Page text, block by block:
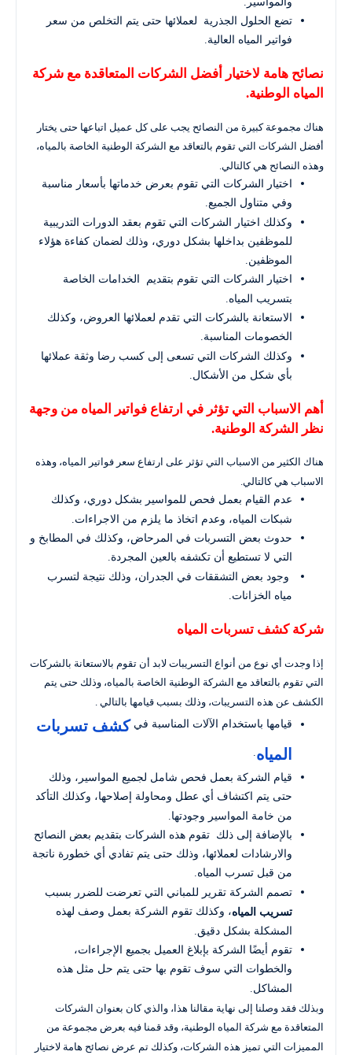
تضع الحلول الجذرية لعملائها حتى يتم التخلص من سعر
فواتير المياه العالية.
نصائح هامة لاختيار أفضل الشركات المتعاقدة مع شركة
المياه الوطنية.
هناك مجموعة كبيرة من النصائح يجب على كل عميل اتباعها حتى يختار
أفضل الشركات التي تقوم بالتعاقد مع الشركة الوطنية الخاصة بالمياه،
وهذه النصائح هي كالتالي.
اختيار الشركات التي تقوم بعرض خدماتها بأسعار مناسبة
وفي متناول الجميع.
وكذلك اختيار الشركات التي تقوم بعقد الدورات التدريبية
للموظفين بداخلها بشكل دوري، وذلك لضمان كفاءة هؤلاء
الموظفين.
اختيار الشركات التي تقوم بتقديم الخدامات الخاصة
بتسريب المياه.
الاستعانة بالشركات التي تقدم لعملائها العروض، وكذلك
الخصومات المناسبة.
وكذلك الشركات التي تسعى إلى كسب رضا وثقة عملائها
بأي شكل من الأشكال.
أهم الاسباب التي تؤثر في ارتفاع فواتير المياه من وجهة
نظر الشركة الوطنية.
هناك الكثير من الاسباب التي تؤثر على ارتفاع سعر فواتير المياه، وهذه
الاسباب هي كالتالي.
عدم القيام بعمل فحص للمواسير بشكل دوري، وكذلك
شبكات المياه، وعدم اتخاذ ما يلزم من الاجراءات.
حدوث بعض التسربات في المرحاض، وكذلك في المطابخ و
التي لا تستطيع أن تكشفه بالعين المجردة.
وجود بعض التشققات في الجدران، وذلك نتيجة لتسرب
مياه الخزانات.
شركة كشف تسربات المياه
إذا وجدت أي نوع من أنواع التسريبات لابد أن تقوم بالاستعانة بالشركات
التي تقوم بالتعاقد مع الشركة الوطنية الخاصة بالمياه، وذلك حتى يتم
الكشف عن هذه التسريبات، وذلك بسبب قيامها بالتالي .
قيامها باستخدام الآلات المناسبة فيكشف تسربات
المياه.
قيام الشركة بعمل فحص شامل لجميع المواسير، وذلك
حتى يتم اكتشاف أي عطل ومحاولة إصلاحها، وكذلك التأكد
من خامة المواسير وجودتها.
بالإضافة إلى ذلك تقوم هذه الشركات بتقديم بعض النصائح
والارشادات لعملائها، وذلك حتى يتم تفادي أي خطورة ناتجة
من قبل تسرب المياه.
تصمم الشركة تقرير للمباني التي تعرضت للضرر بسبب
تسريب المياه، وكذلك تقوم الشركة بعمل وصف لهذه
المشكلة بشكل دقيق.
تقوم أيضًا الشركة بإبلاغ العميل بجميع الإجراءات،
والخطوات التي سوف تقوم بها حتى يتم حل مثل هذه
المشاكل.
وبذلك فقد وصلنا إلى نهاية مقالنا هذا، والذي كان بعنوان الشركات
المتعاقدة مع شركة المياه الوطنية، وقد قمنا فيه بعرض مجموعة من
المميزات التي تميز هذه الشركات، وكذلك تم عرض نصائح هامة لاختيار